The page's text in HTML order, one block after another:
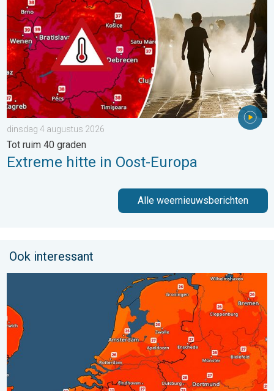
dinsdag 4 augustus 2026
Tot ruim 40 graden
Extreme hitte in Oost-Europa
Alle weernieuwsberichten
Ook interessant
Zaterdag warmste dag van de week. Bijna overal zomers